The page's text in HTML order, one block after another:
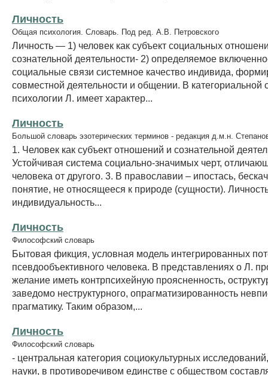
Личность
Общая психология. Словарь. Под ред. А.В. Петровского
Личность — 1) человек как субъект социальных
сознательной деятельности- 2) определяемое
социальные связи системное качество индивида,
совместной деятельности и общении. В категориальной
психологии Л. имеет характер...
Личность
Большой словарь эзотерических терминов - редакция д.м.н.
1. Человек как субъект отношений и сознательной
Устойчивая система социально-значимых черт,
человека от другого. 3. В православии – ипостась,
понятие, не относящееся к природе (сущности).
индивидуальность...
Личность
Философский словарь
Бытовая фикция, условная модель интегрированных
псевдообъективного человека. В представлениях о Л.
желание иметь контрпсихейную проясненность,
заведомо неструктурного, опрагматизированность
прагматику. Таким образом,...
Личность
Философский словарь
- центральная категория социокультурных
науки, в противоречивом единстве с обществом